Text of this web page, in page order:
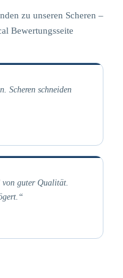
zu unseren Scheren –
Bewertungsseite
Scheren schneiden
von guter Qualität.